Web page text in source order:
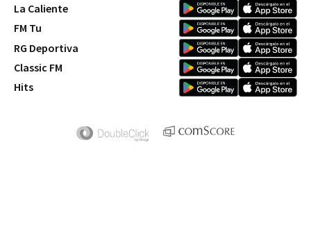
La Caliente
FM Tu
RG Deportiva
Classic FM
Hits